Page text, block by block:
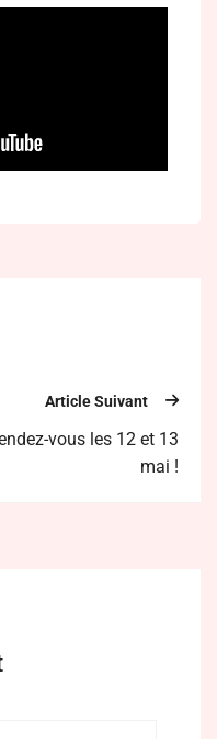
Article Suivant
vous les 12 et 13
mai !